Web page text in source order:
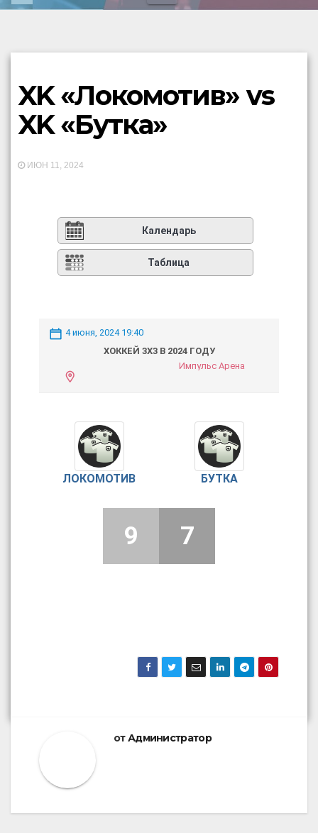
XK «Локомотив» vs
XK «Бутка»
ИЮН 11, 2024
Календарь
Таблица
4 июня, 2024 19:40
ХОККЕЙ 3Х3 В 2024 ГОДУ
Импульс Арена
ЛОКОМОТИВ БУТКА
9 7
отАдминистратор